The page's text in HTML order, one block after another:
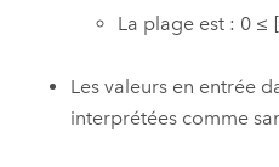
La plage est : 0 ≤
Les valeurs en entrée
interprétées comme